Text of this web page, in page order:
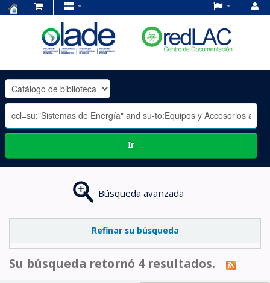
OLADE
-
Ir
Búsqueda avanzada
Refinar su búsqueda
Su búsqueda retornó 4 resultados.